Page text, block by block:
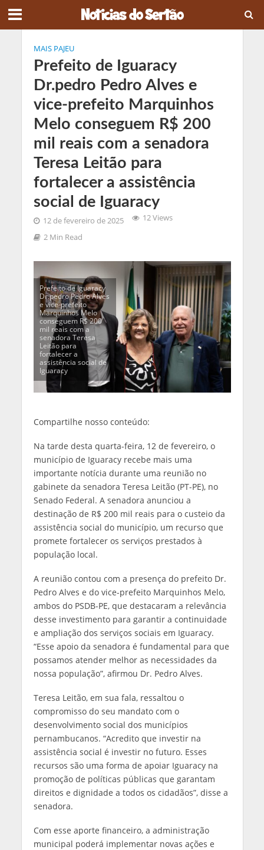
MAIS PAJEU
Prefeito de Iguaracy
Dr.pedro Pedro Alves e
vice-prefeito Marquinhos
Melo conseguem R$ 200
mil reais com a senadora
Teresa Leitão para
fortalecer a assistência
social de Iguaracy
12 de fevereiro de 2025
12 Views
2 Min Read
Prefeito de Iguaracy
Dr.pedro Pedro Alves
e vice-prefeito
Marquinhos Melo
conseguem R$ 200
mil reais com a
senadora Teresa
Leitão para
fortalecer a
assistência social de
Iguaracy
Compartilhe nosso conteúdo:
Na tarde desta quarta-feira, 12 de fevereiro, o
município de Iguaracy recebe mais uma
importante notícia durante uma reunião no
gabinete da senadora Teresa Leitão (PT-PE), no
Senado Federal. A senadora anunciou a
destinação de R$ 200 mil reais para o custeio da
assistência social do município, um recurso que
promete fortalecer os serviços prestados à
população local.
A reunião contou com a presença do prefeito Dr.
Pedro Alves e do vice-prefeito Marquinhos Melo,
ambos do PSDB-PE, que destacaram a relevância
desse investimento para garantir a continuidade
e ampliação dos serviços sociais em Iguaracy.
“Esse apoio da senadora é fundamental para que
possamos atender melhor as necessidades da
nossa população”, afirmou Dr. Pedro Alves.
Teresa Leitão, em sua fala, ressaltou o
compromisso do seu mandato com o
desenvolvimento social dos municípios
pernambucanos. “Acredito que investir na
assistência social é investir no futuro. Esses
recursos são uma forma de apoiar Iguaracy na
promoção de políticas públicas que garantam
direitos e dignidade a todos os cidadãos”, disse a
senadora.
Com esse aporte financeiro, a administração
municipal poderá implementar novas ações e